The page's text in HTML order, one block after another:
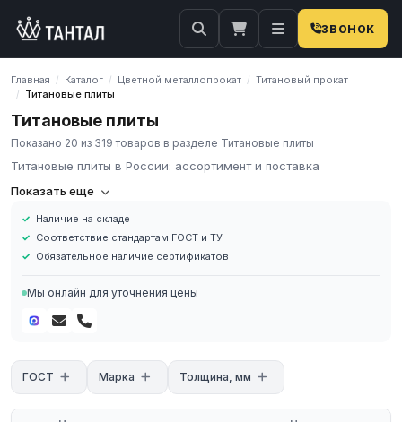
ЗВОНОК
Главная / Каталог / Цветной металлопрокат / Титановый прокат
/ Титановые плиты
Титановые плиты
Показано 20 из 319 товаров в разделе Титановые плиты
Титановые плиты в России: ассортимент и поставка
Титановые плиты: ассортимент и поставка
заготовок, монолитных деталей и крупных сварных узлов.
ГК «Тантал» поставляет титановые плиты из сплавов ВТ1-0, ВТ1-
размер, доставка по России.
Технические характеристики
Состояние: отожжённое, нагартованное — по карточке
товара
Применение
Показать еще
Наличие на складе
Соответствие стандартам ГОСТ и ТУ
Обязательное наличие сертификатов
Мы онлайн для уточнения цены
ГОСТ Марка Толщина, мм